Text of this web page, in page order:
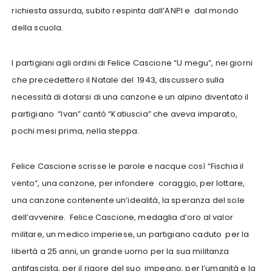
richiesta assurda, subito respinta dall’ANPI e dal mondo
della scuola.
I partigiani agli ordini di Felice Cascione “U megu”, nei giorni
che precedettero il Natale del 1943, discussero sulla
necessità di dotarsi di una canzone e un alpino diventato il
partigiano “Ivan” cantò “Katiuscia” che aveva imparato,
pochi mesi prima, nella steppa.
Felice Cascione scrisse le parole e nacque così “Fischia il
vento”, una canzone, per infondere coraggio, per lottare,
una canzone contenente un’idealità, la speranza del sole
dell’avvenire. Felice Cascione, medaglia d’oro al valor
militare, un medico imperiese, un partigiano caduto per la
libertà a 25 anni, un grande uomo per la sua militanza
antifascista, per il rigore del suo impegno, per l’umanità e la